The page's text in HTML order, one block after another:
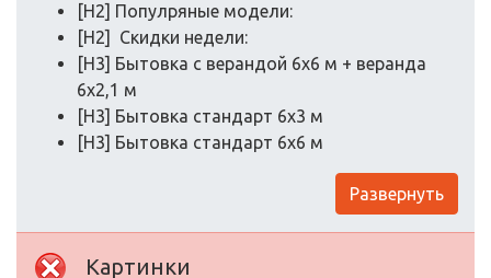
[H2] Популряные модели:
[H2] Скидки недели:
[H3] Бытовка с верандой 6х6 м + веранда
6x2,1 м
[H3] Бытовка стандарт 6x3 м
[H3] Бытовка стандарт 6x6 м
Развернуть
Картинки